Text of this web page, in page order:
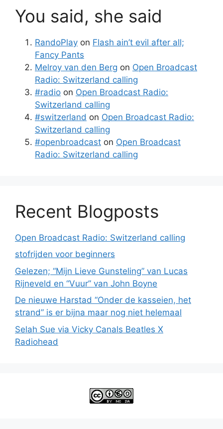
You said, she said
RandoPlay on Flash ain’t evil after all;
Fancy Pants
Melroy van den Berg on Open Broadcast
Radio: Switzerland calling
#radio on Open Broadcast Radio:
Switzerland calling
#switzerland on Open Broadcast Radio:
Switzerland calling
#openbroadcast on Open Broadcast
Radio: Switzerland calling
Recent Blogposts
Open Broadcast Radio: Switzerland calling
stofrijden voor beginners
Gelezen; “Mijn Lieve Gunsteling” van Lucas
Rijneveld en “Vuur” van John Boyne
De nieuwe Harstad “Onder de kasseien, het
strand” is er bijna maar nog niet helemaal
Selah Sue via Vicky Canals Beatles X
Radiohead